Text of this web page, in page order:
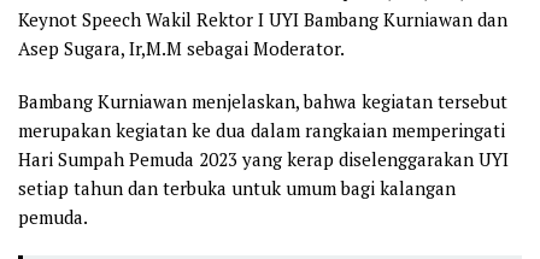
Keynot Speech Wakil Rektor I UYI Bambang Kurniawan dan
Asep Sugara, Ir,M.M sebagai Moderator.
Bambang Kurniawan menjelaskan, bahwa kegiatan tersebut
merupakan kegiatan ke dua dalam rangkaian memperingati
Hari Sumpah Pemuda 2023 yang kerap diselenggarakan UYI
setiap tahun dan terbuka untuk umum bagi kalangan
pemuda.